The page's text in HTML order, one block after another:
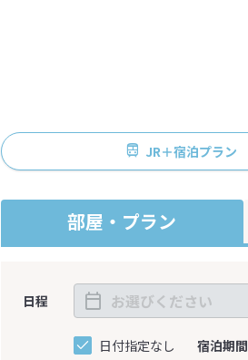
JR＋宿泊プラン
部屋・プラン
日程
日付指定なし 宿泊期間